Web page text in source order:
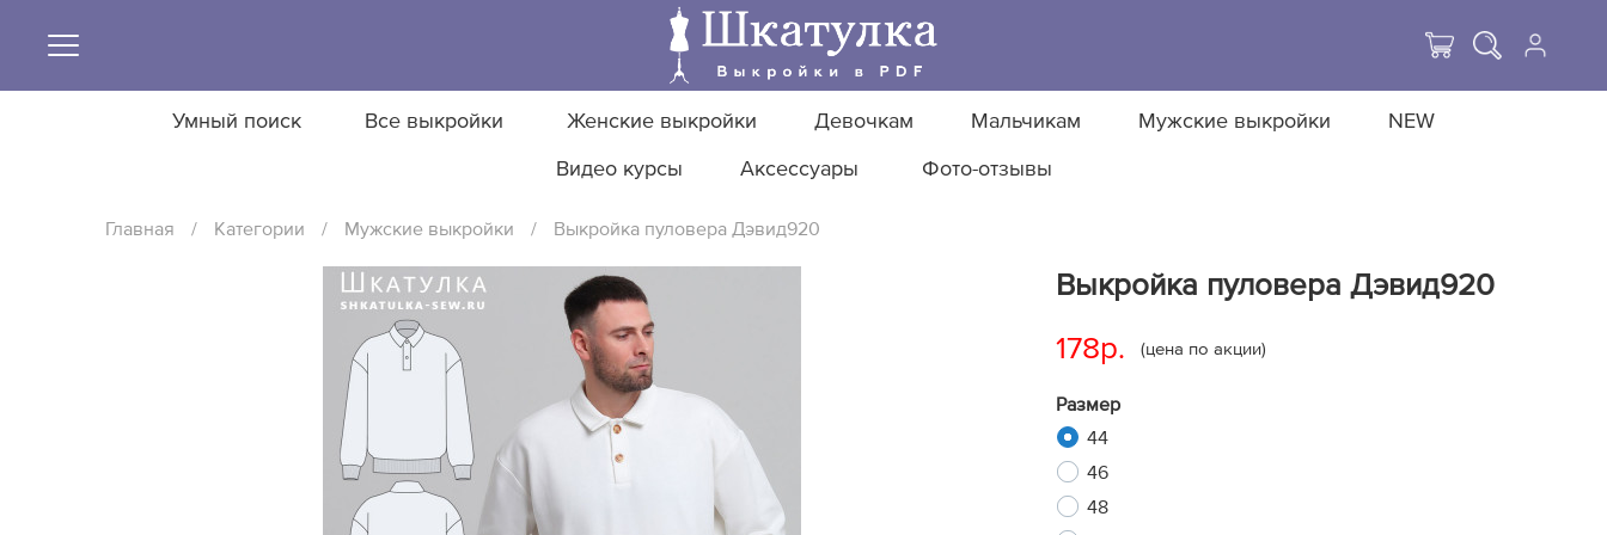
Умный поиск Все выкройки Женские выкройки Девочкам Мальчикам Мужские выкройки NEW
Видео курсы Аксессуары Фото-отзывы
Главная / Категории / Мужские выкройки / Выкройка пуловера Дэвид920
Выкройка пуловера Дэвид920
178р. (цена по акции)
Размер
44
46
48